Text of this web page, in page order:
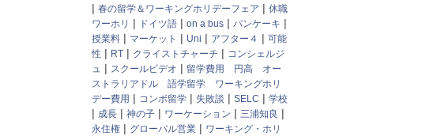
| 春の留学＆ワーキングホリデーフェア | 休職
ワーホリ | ドイツ語 | on a bus | パンケーキ |
授業料 | マーケット | Uni | アフター４ | 可能
性 | RT | クライストチャーチ | コンシェルジ
ュ | スクールビデオ | 留学費用 円高 オー
ストラリアドル 語学留学 ワーキングホリ
デー費用 | コンボ留学 | 失敗談 | SELC | 学校
| 成長 | 神の子 | ワーケーション | 三浦知良 |
永住権 | グローバル営業 | ワーキング・ホリ